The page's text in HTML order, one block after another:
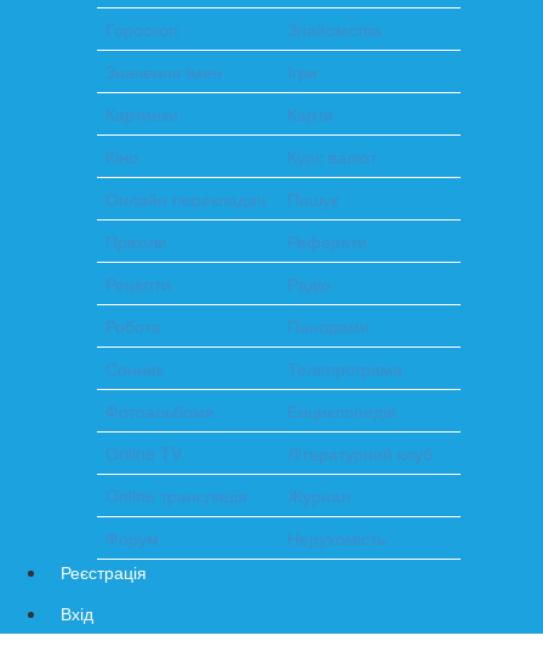
Гороскоп
Знайомства
Значення імен
Ігри
Картинки
Карти
Кіно
Курс валют
Онлайн перекладач
Пошук
Пріколи
Реферати
Рецепти
Радіо
Робота
Панорами
Сонник
Телепрограма
Фотоальбоми
Енциклопедія
Online TV
Літературний клуб
Online трансляція
Журнал
Форум
Нерухомість
Реєстрація
Вхід